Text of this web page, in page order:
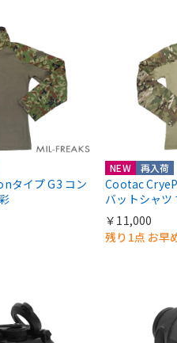
タイプ G3 コン
NEW 再入荷
Cootac
バットシャツ
￥11,000
残り1点 お早